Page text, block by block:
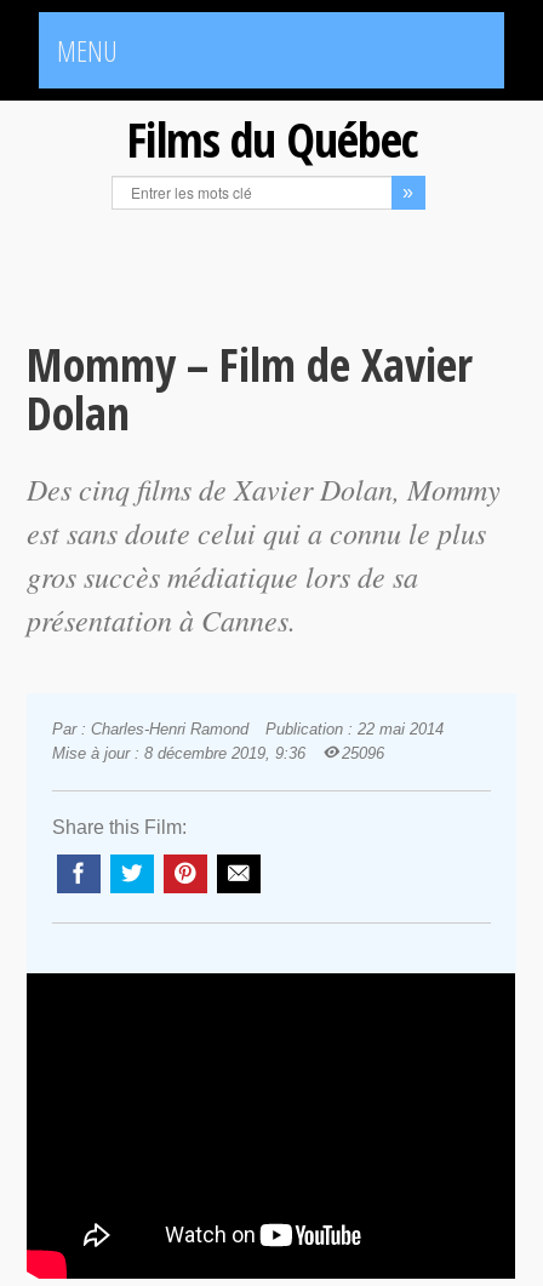
MENU
Films du Québec
Mommy – Film de Xavier
Dolan
Des cinq films de Xavier Dolan, Mommy
est sans doute celui qui a connu le plus
gros succès médiatique lors de sa
présentation à Cannes.
Par : Charles-Henri Ramond
Publication : 22 mai 2014
Mise à jour : 8 décembre 2019, 9:36
25096
Share this Film: